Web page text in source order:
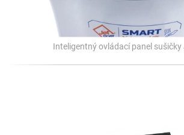
Inteligentný ovládací panel sušičky